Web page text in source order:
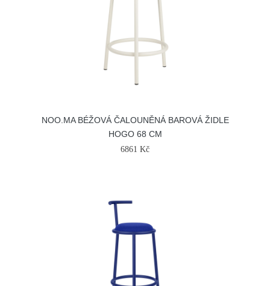
NOO.MA BÉŽOVÁ ČALOUNĚNÁ BAROVÁ ŽIDLE
HOGO 68 CM
6861 Kč